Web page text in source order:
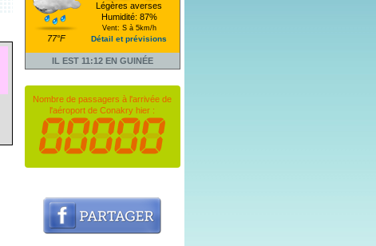
77°F
Légères averses
Humidité: 87%
Vent: S à 5km/h
Détail et prévisions
IL EST 11:12 EN GUINÉE
Nombre de passagers à l'arrivée de
l'aéroport de Conakry hier :